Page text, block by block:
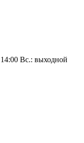
Вс.: выходной